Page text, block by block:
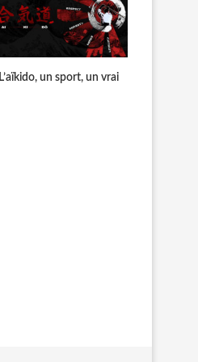
L’aïkido, un sport, un vrai